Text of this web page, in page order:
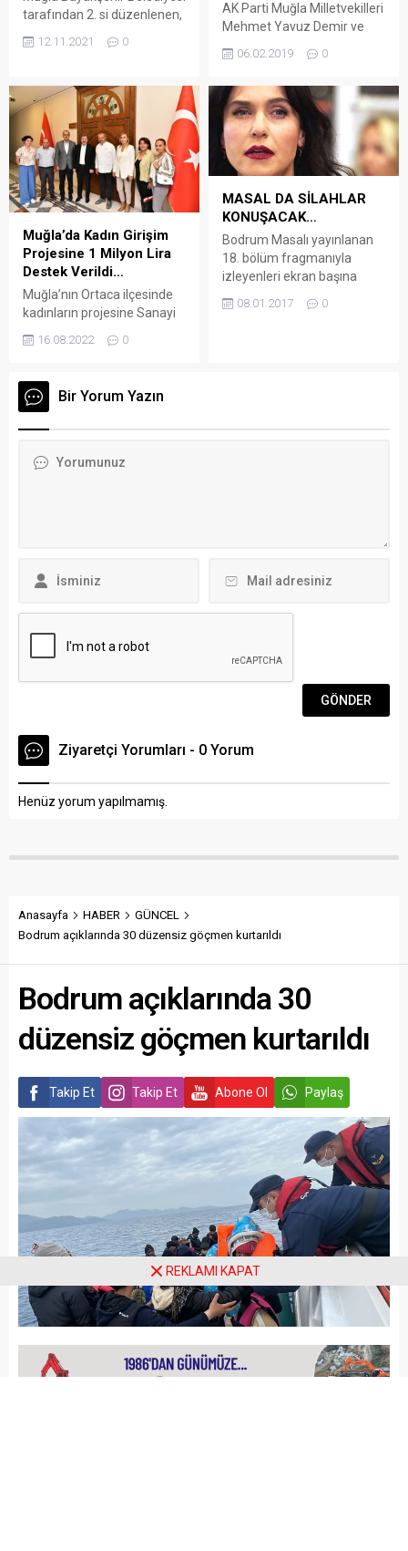
tarafından 2. si düzenlenen,
Uluslararası Karikatür
ödülleri Gazi Mustafa Kemal
Atatürk Kültür Merkezi’nde
düzenlenecek olan tören ile
veriliyor. Arena Bodrum
Haber – Muğla Büyükşehir
Belediyesi tarafından 2. si
düzenlenen “Pandemi-
COVİD-19” temalı
Uluslararası Karikatür
Yarışmasının kazananlarına
ödülleri yarın düzenlenecek
olan tören ile veriliyor. Gazi...
12.11.2021 0
AK Parti Muğla Milletvekilleri
Mehmet Yavuz Demir ve
salonunda yakaladıkları
Dönmez’den, “Milas’a en
kısa zamanda doğal gaz için
bir heyet gönderilecek”
sözünü aldı. CHP ve İyi Parti
ile AK Parti milletvekillerinin
seferberlik ilan ettikleri,
Milas’a doğal gaz getirilmesi
konusunda, iktidar avantajını
kullanan AK...
06.02.2019 0
Muğla’da Kadın Girişim
Projesine 1 Milyon Lira
Destek Verildi…
Muğla’nın Ortaca ilçesinde
kadınların projesine Sanayi
tarafından 1 milyon 18 bin
Bodrum Haber-Ortaca
Kaymakamı Meral Uçar,
Kadın Girişimi Üretim ve
16.08.2022 0
MASAL DA SİLAHLAR
KONUŞACAK…
Bodrum Masalı yayınlanan
18. bölüm fragmanıyla
izleyenleri ekran başına
kilitleyecek Kanal D
ekranlarının başladığı
08.01.2017 0
Bir Yorum Yazın
Ziyaretçi Yorumları - 0 Yorum
Henüz yorum yapılmamış.
Anasayfa HABER
GÜNCEL
Bodrum açıklarında 30 düzensiz göçmen kurtarıldı
Bodrum açıklarında 30
düzensiz göçmen kurtarıldı
Takip Et Takip Et Abone Ol Paylaş
REKLAMI KAPAT